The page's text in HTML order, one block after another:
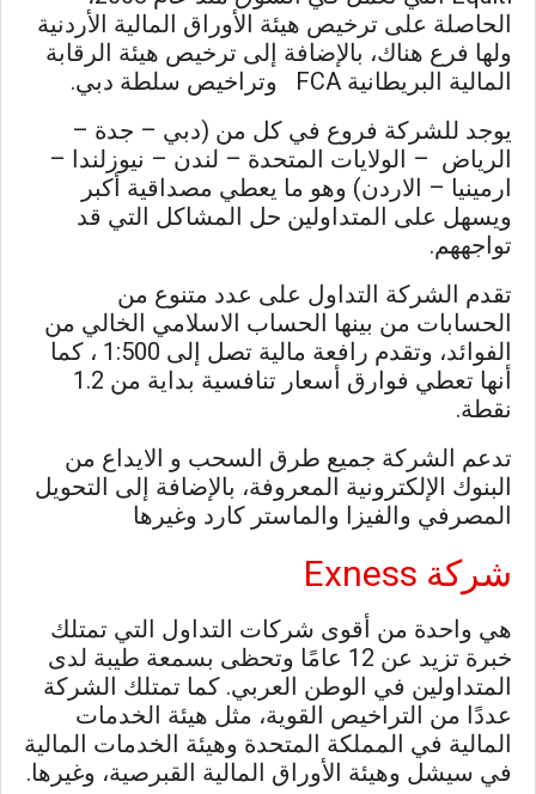
الحاصلة على ترخيص هيئة الأوراق المالية الأردنية
ولها فرع هناك، بالإضافة إلى ترخيص هيئة الرقابة
المالية البريطانية FCA وتراخيص سلطة دبي.
يوجد للشركة فروع في كل من (دبي – جدة –
الرياض – الولايات المتحدة – لندن – نيوزلندا –
ارمينيا – الاردن) وهو ما يعطي مصداقية أكبر
ويسهل على المتداولين حل المشاكل التي قد
تواجههم.
تقدم الشركة التداول على عدد متنوع من
الحسابات من بينها الحساب الاسلامي الخالي من
الفوائد، وتقدم رافعة مالية تصل إلى 1:500 ، كما
أنها تعطي فوارق أسعار تنافسية بداية من 1.2
نقطة.
تدعم الشركة جميع طرق السحب و الايداع من
البنوك الإلكترونية المعروفة، بالإضافة إلى التحويل
المصرفي والفيزا والماستر كارد وغيرها
شركة Exness
هي واحدة من أقوى شركات التداول التي تمتلك
خبرة تزيد عن 12 عامًا وتحظى بسمعة طيبة لدى
المتداولين في الوطن العربي. كما تمتلك الشركة
عددًا من التراخيص القوية، مثل هيئة الخدمات
المالية في المملكة المتحدة وهيئة الخدمات المالية
في سيشل وهيئة الأوراق المالية القبرصية، وغيرها.